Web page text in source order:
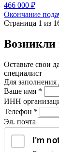
466 000 ₽
Окончание
Страница 1 из
Возникли
Оставьте свои
специалист
Для
Ваше имя *
ИНН
Телефон *
Эл. почта